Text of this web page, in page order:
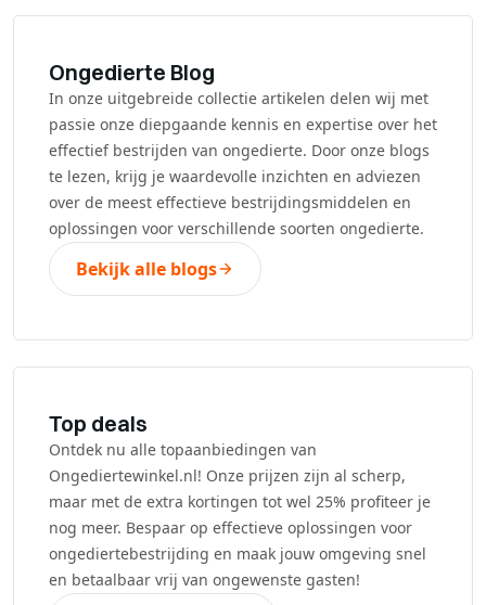
Ongedierte Blog
In onze uitgebreide collectie artikelen delen wij met
passie onze diepgaande kennis en expertise over het
effectief bestrijden van ongedierte. Door onze blogs
te lezen, krijg je waardevolle inzichten en adviezen
over de meest effectieve bestrijdingsmiddelen en
oplossingen voor verschillende soorten ongedierte.
Bekijk alle blogs
Top deals
Ontdek nu alle topaanbiedingen van
Ongediertewinkel.nl! Onze prijzen zijn al scherp,
maar met de extra kortingen tot wel 25% profiteer je
nog meer. Bespaar op effectieve oplossingen voor
ongediertebestrijding en maak jouw omgeving snel
en betaalbaar vrij van ongewenste gasten!